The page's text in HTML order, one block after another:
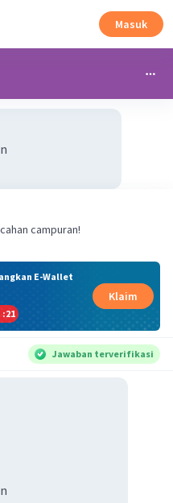
Masuk
campuran!
E-Wallet
:21
Klaim
Jawaban terverifikasi